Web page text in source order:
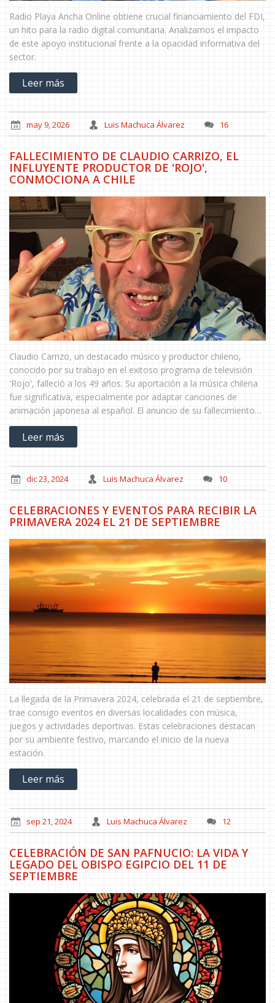
Radio Playa Ancha Online obtiene crucial financiamiento del FDI,
un hito para la radio digital comunitaria. Analizamos el impacto
de este apoyo institucional frente a la opacidad informativa del
sector.
Leer más
may 9, 2026 Luis Machuca Álvarez 16
FALLECIMIENTO DE CLAUDIO CARRIZO, EL
INFLUYENTE PRODUCTOR DE 'ROJO',
CONMOCIONA A CHILE
Claudio Carrizo, un destacado músico y productor chileno,
conocido por su trabajo en el exitoso programa de televisión
'Rojo', falleció a los 49 años. Su aportación a la música chilena
fue significativa, especialmente por adaptar canciones de
animación japonesa al español. El anuncio de su fallecimiento
fue realizado por su exesposa, Connie Achurra, en un emotivo
mensaje en redes sociales. Su legado musical deja una marca
imborrable en la cultura pop local.
Leer más
dic 23, 2024 Luis Machuca Álvarez 10
CELEBRACIONES Y EVENTOS PARA RECIBIR LA
PRIMAVERA 2024 EL 21 DE SEPTIEMBRE
La llegada de la Primavera 2024, celebrada el 21 de septiembre,
trae consigo eventos en diversas localidades con música,
juegos y actividades deportivas. Estas celebraciones destacan
por su ambiente festivo, marcando el inicio de la nueva
estación.
Leer más
sep 21, 2024 Luis Machuca Álvarez 12
CELEBRACIÓN DE SAN PAFNUCIO: LA VIDA Y
LEGADO DEL OBISPO EGIPCIO DEL 11 DE
SEPTIEMBRE